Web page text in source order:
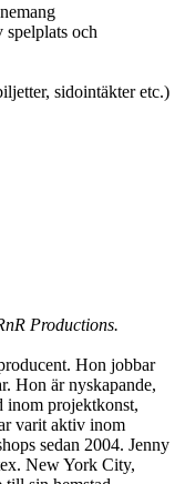
spelplats och
sidointäkter etc.)
Productions.
Hon jobbar
Hon är nyskapande,
inom projektkonst,
varit aktiv inom
sedan 2004. Jenny
New York City,